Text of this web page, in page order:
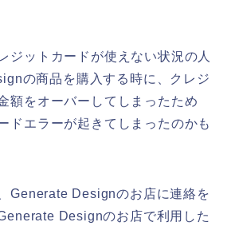
ジットカードが使えない状況の人
の商品を購入する時に、クレジ
額をオーバーしてしまったため
ドエラーが起きてしまったのかも
Generate Designのお店に連絡を
Designのお店で利用した